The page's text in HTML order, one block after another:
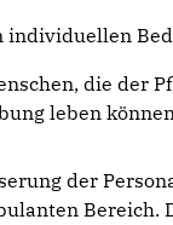
individuellen
die der
leben
der
Bereich.